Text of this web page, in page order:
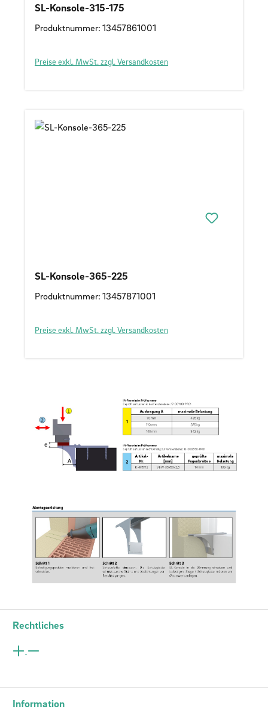
SL-Konsole-315-175
Produktnummer: 13457861001
Preise exkl. MwSt. zzgl. Versandkosten
SL-Konsole-365-225
Produktnummer: 13457871001
Preise exkl. MwSt. zzgl. Versandkosten
Rechtliches
Information